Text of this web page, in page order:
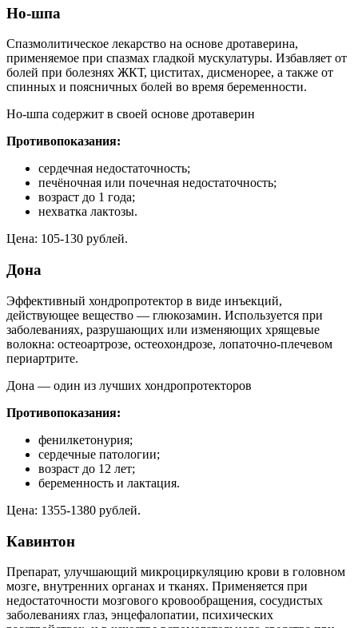
Но-шпа
Спазмолитическое лекарство на основе дротаверина,
применяемое при спазмах гладкой мускулатуры. Избавляет от
болей при болезнях ЖКТ, циститах, дисменорее, а также от
спинных и поясничных болей во время беременности.
Но-шпа содержит в своей основе дротаверин
Противопоказания:
сердечная недостаточность;
печёночная или почечная недостаточность;
возраст до 1 года;
нехватка лактозы.
Цена: 105-130 рублей.
Дона
Эффективный хондропротектор в виде инъекций,
действующее вещество — глюкозамин. Используется при
заболеваниях, разрушающих или изменяющих хрящевые
волокна: остеоартрозе, остеохондрозе, лопаточно-плечевом
периартрите.
Дона — один из лучших хондропротекторов
Противопоказания:
фенилкетонурия;
сердечные патологии;
возраст до 12 лет;
беременность и лактация.
Цена: 1355-1380 рублей.
Кавинтон
Препарат, улучшающий микроциркуляцию крови в головном
мозге, внутренних органах и тканях. Применяется при
недостаточности мозгового кровообращения, сосудистых
заболеваниях глаз, энцефалопатии, психических